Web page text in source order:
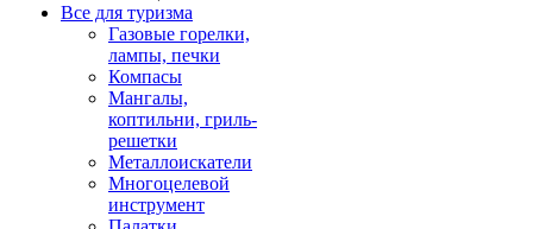
Все для туризма
Газовые горелки,
лампы, печки
Компасы
Мангалы,
коптильни, гриль-
решетки
Металлоискатели
Многоцелевой
инструмент